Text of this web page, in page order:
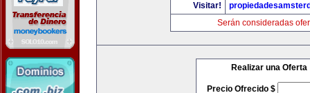
Visitar!
Serán consideradas
Realizar una Oferta
Precio Ofrecido $